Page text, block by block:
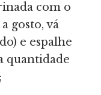
com o
gosto, vá
e espalhe
quantidade